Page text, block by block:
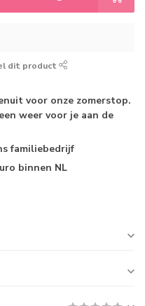
dit product
voor onze zomerstop.
weer voor je aan de
familiebedrijf
binnen NL